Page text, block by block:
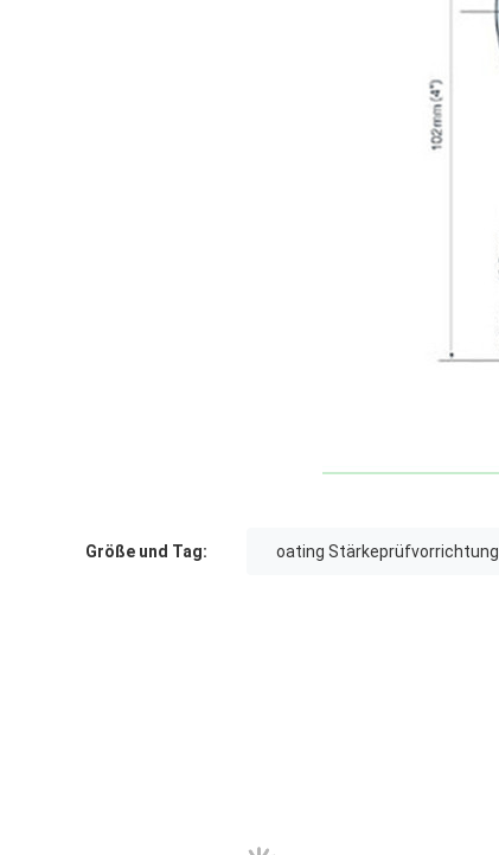
Größe und Tag: oating Stärkeprüfvorrichtung